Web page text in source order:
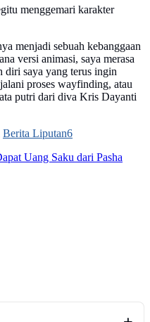
menggemari karakter
menjadi sebuah kebanggaan
versi animasi, saya merasa
diri saya yang terus ingin
proses wayfinding, atau
putri dari diva Kris Dayanti
Berita Liputan6
Uang Saku dari Pasha